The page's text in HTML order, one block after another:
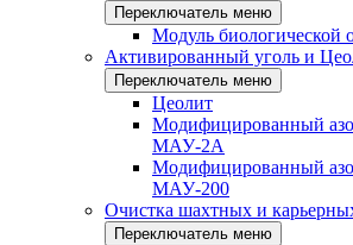
Переключатель меню
Модуль биологической
Активированный уголь и
Переключатель меню
Цеолит
Модифицированный
МАУ-2А
Модифицированный
МАУ-200
Очистка шахтных и
Переключатель меню